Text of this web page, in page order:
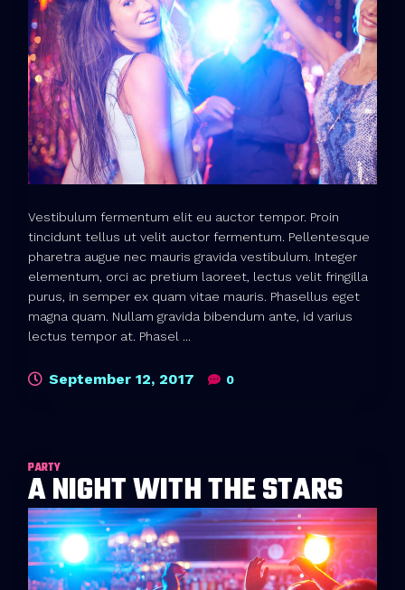
Vestibulum fermentum elit eu auctor tempor. Proin
tincidunt tellus ut velit auctor fermentum. Pellentesque
pharetra augue nec mauris gravida vestibulum. Integer
elementum, orci ac pretium laoreet, lectus velit fringilla
purus, in semper ex quam vitae mauris. Phasellus eget
magna quam. Nullam gravida bibendum ante, id varius
lectus tempor at. Phasel ...
September 12, 2017 0
PARTY
A NIGHT WITH THE STARS